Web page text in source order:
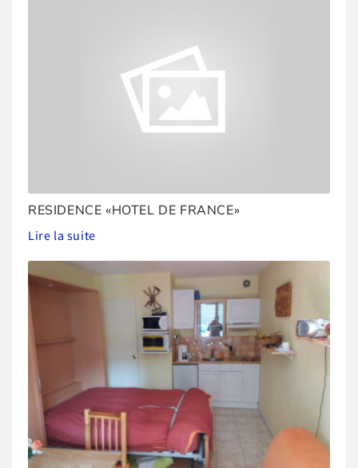
RESIDENCE «HOTEL DE FRANCE»
Lire la suite